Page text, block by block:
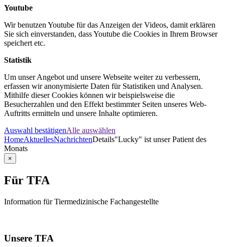
Youtube
Wir benutzen Youtube für das Anzeigen der Videos, damit erklären
Sie sich einverstanden, dass Youtube die Cookies in Ihrem Browser
speichert etc.
Statistik
Um unser Angebot und unsere Webseite weiter zu verbessern,
erfassen wir anonymisierte Daten für Statistiken und Analysen.
Mithilfe dieser Cookies können wir beispielsweise die
Besucherzahlen und den Effekt bestimmter Seiten unseres Web-
Auftritts ermitteln und unsere Inhalte optimieren.
Auswahl bestätigenAlle auswählen
HomeAktuellesNachrichtenDetails"Lucky" ist unser Patient des
Monats
×
Für TFA
Information für Tiermedizinische Fachangestellte
Unsere TFA